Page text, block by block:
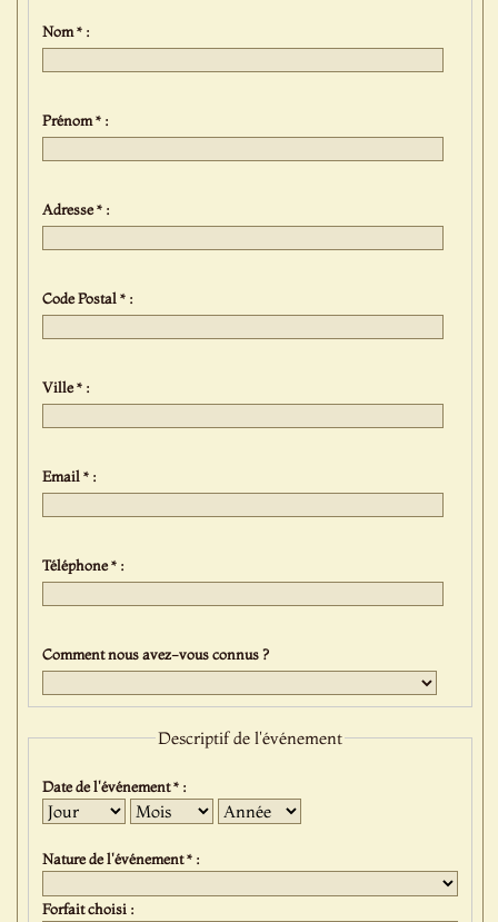
Nom * :
Prénom * :
Adresse * :
Code Postal * :
Ville * :
Email * :
Téléphone * :
Comment nous avez-vous connus ?
Descriptif de l'événement
Date de l'événement * :
Jour Mois Année
Nature de l'événement * :
Forfait choisi :